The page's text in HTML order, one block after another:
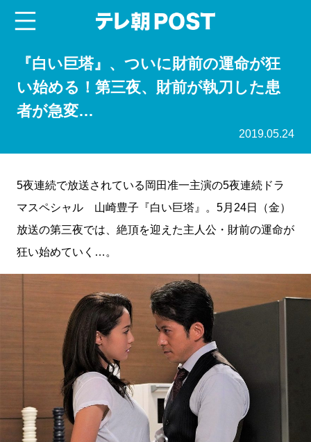
『白い巨塔』、ついに財前の運命が狂
い始める！第三夜、財前が執刀した患
者が急変…
2019.05.24
5夜連続で放送されている岡田准一主演の5夜連続ドラ
マスペシャル 山崎豊子『白い巨塔』。5月24日（金）
放送の第三夜では、絶頂を迎えた主人公・財前の運命が
狂い始めていく…。